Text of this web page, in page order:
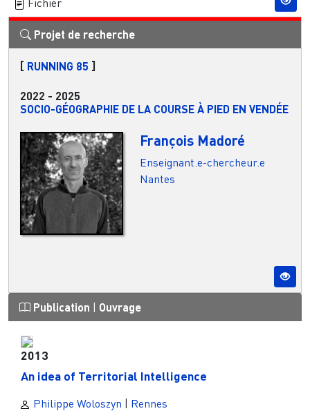
Fichier
Projet de recherche
[ RUNNING 85 ]
2022 - 2025
SOCIO-GÉOGRAPHIE DE LA COURSE À PIED EN VENDÉE
François Madoré
Enseignant.e-chercheur.e
Nantes
Publication Ouvrage
2013
An idea of Territorial Intelligence
Philippe Woloszyn | Rennes